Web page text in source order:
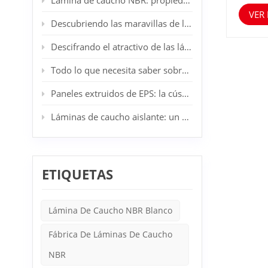
Esto
Descubriendo las maravillas de las láminas de caucho SBR: su aliado industrial y doméstico
Descifrando el atractivo de las láminas de caucho CR: el epítome de la resiliencia industrial
Todo lo que necesita saber sobre los tableros de lana de roca
Paneles extruidos de EPS: la cúspide de la innovación en aislamiento arquitectónico
Láminas de caucho aislante: un componente esencial en la seguridad eléctrica
ETIQUETAS
Lámina De Caucho NBR Blanco
Fábrica De Láminas De Caucho
NBR